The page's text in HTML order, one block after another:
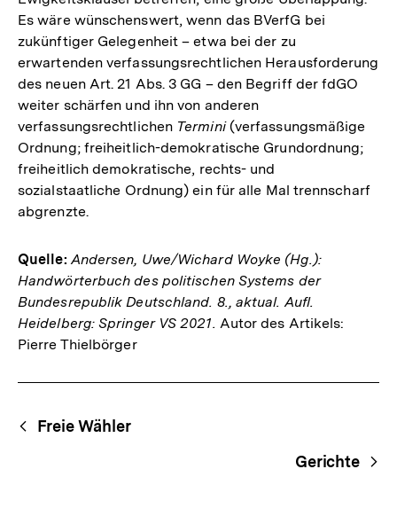
Es wäre wünschenswert, wenn das BVerfG bei
zukünftiger Gelegenheit – etwa bei der zu
erwartenden verfassungsrechtlichen Herausforderung
des neuen Art. 21 Abs. 3 GG – den Begriff der fdGO
weiter schärfen und ihn von anderen
verfassungsrechtlichen Termini(verfassungsmäßige
Ordnung; freiheitlich-demokratische Grundordnung;
freiheitlich demokratische, rechts- und
sozialstaatliche Ordnung) ein für alle Mal trennscharf
abgrenzte.
Quelle: Andersen, Uwe/Wichard Woyke (Hg.):
Handwörterbuch des politischen Systems der
Bundesrepublik Deutschland. 8., aktual. Aufl.
Heidelberg: Springer VS 2021. Autor des Artikels:
Pierre Thielbörger
Begriffsnavigation
Content-
Navigation
Freie Wähler
Gerichte